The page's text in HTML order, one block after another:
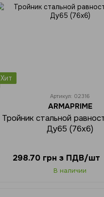
Хит
Артикул: 02316
ARMAPRIME
Тройник стальной
Ду65 (76х6)
298.70 грн з ПДВ/шт
В наличии